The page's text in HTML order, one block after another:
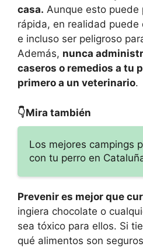
casa. Aunque esto puede
rápida, en realidad puede
e incluso ser peligroso
Además, nunca
caseros o remedios a tu
primero a un veterinario.
👇Mira también
Los mejores campings
con tu perro en
Prevenir es mejor que
ingiera chocolate o
sea tóxico para ellos. Si
qué alimentos son